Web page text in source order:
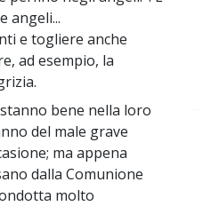
angeli...
e togliere anche
ad esempio, la
bene nella loro
del male grave
ma appena
dalla Comunione
molto